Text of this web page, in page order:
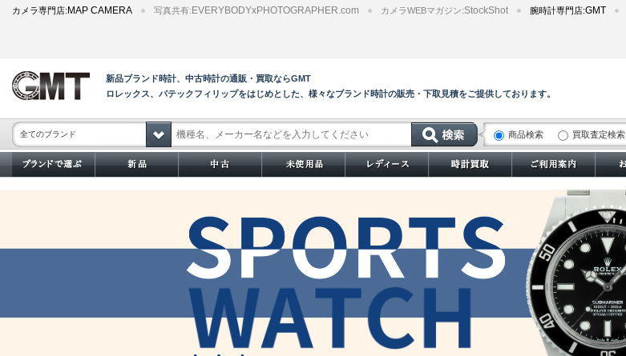
カメラ専門店: MAP CAMERA 写真共有: EVERYBODYxPHOTOGRAPHER.com カメラWEBマガジン:StockShot 腕時計専門店:GMT
新品ブランド時計、中古時計の通販・買取ならGMT
ロレックス、パテックフィリップをはじめとした、様々なブランド時計の販売・下取見積をご提供しております。
全てのブランド 商品検索 買取査定検索